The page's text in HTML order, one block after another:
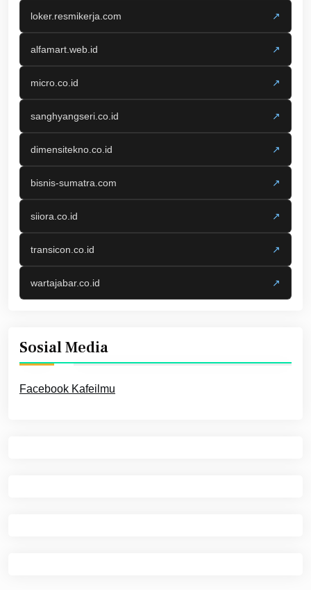
loker.resmikerja.com ↗
alfamart.web.id ↗
micro.co.id ↗
sanghyangseri.co.id ↗
dimensitekno.co.id ↗
bisnis-sumatra.com ↗
siiora.co.id ↗
transicon.co.id ↗
wartajabar.co.id ↗
Sosial Media
Facebook Kafeilmu